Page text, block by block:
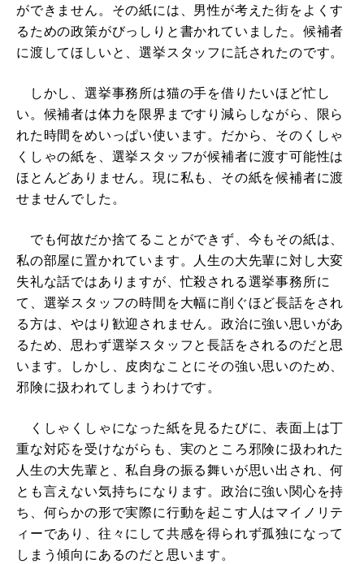
ができません。その紙には、男性が考えた街をよくす
るための政策がびっしりと書かれていました。候補者
に渡してほしいと、選挙スタッフに託されたのです。
しかし、選挙事務所は猫の手を借りたいほど忙し
い。候補者は体力を限界まですり減らしながら、限ら
れた時間をめいっぱい使います。だから、そのくしゃ
くしゃの紙を、選挙スタッフが候補者に渡す可能性は
ほとんどありません。現に私も、その紙を候補者に渡
せませんでした。
でも何故だか捨てることができず、今もその紙は、
私の部屋に置かれています。人生の大先輩に対し大変
失礼な話ではありますが、忙殺される選挙事務所に
て、選挙スタッフの時間を大幅に削ぐほど長話をされ
る方は、やはり歓迎されません。政治に強い思いがあ
るため、思わず選挙スタッフと長話をされるのだと思
います。しかし、皮肉なことにその強い思いのため、
邪険に扱われてしまうわけです。
くしゃくしゃになった紙を見るたびに、表面上は丁
重な対応を受けながらも、実のところ邪険に扱われた
人生の大先輩と、私自身の振る舞いが思い出され、何
とも言えない気持ちになります。政治に強い関心を持
ち、何らかの形で実際に行動を起こす人はマイノリテ
ィーであり、往々にして共感を得られず孤独になって
しまう傾向にあるのだと思います。